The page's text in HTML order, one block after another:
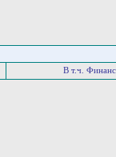
В т.ч.